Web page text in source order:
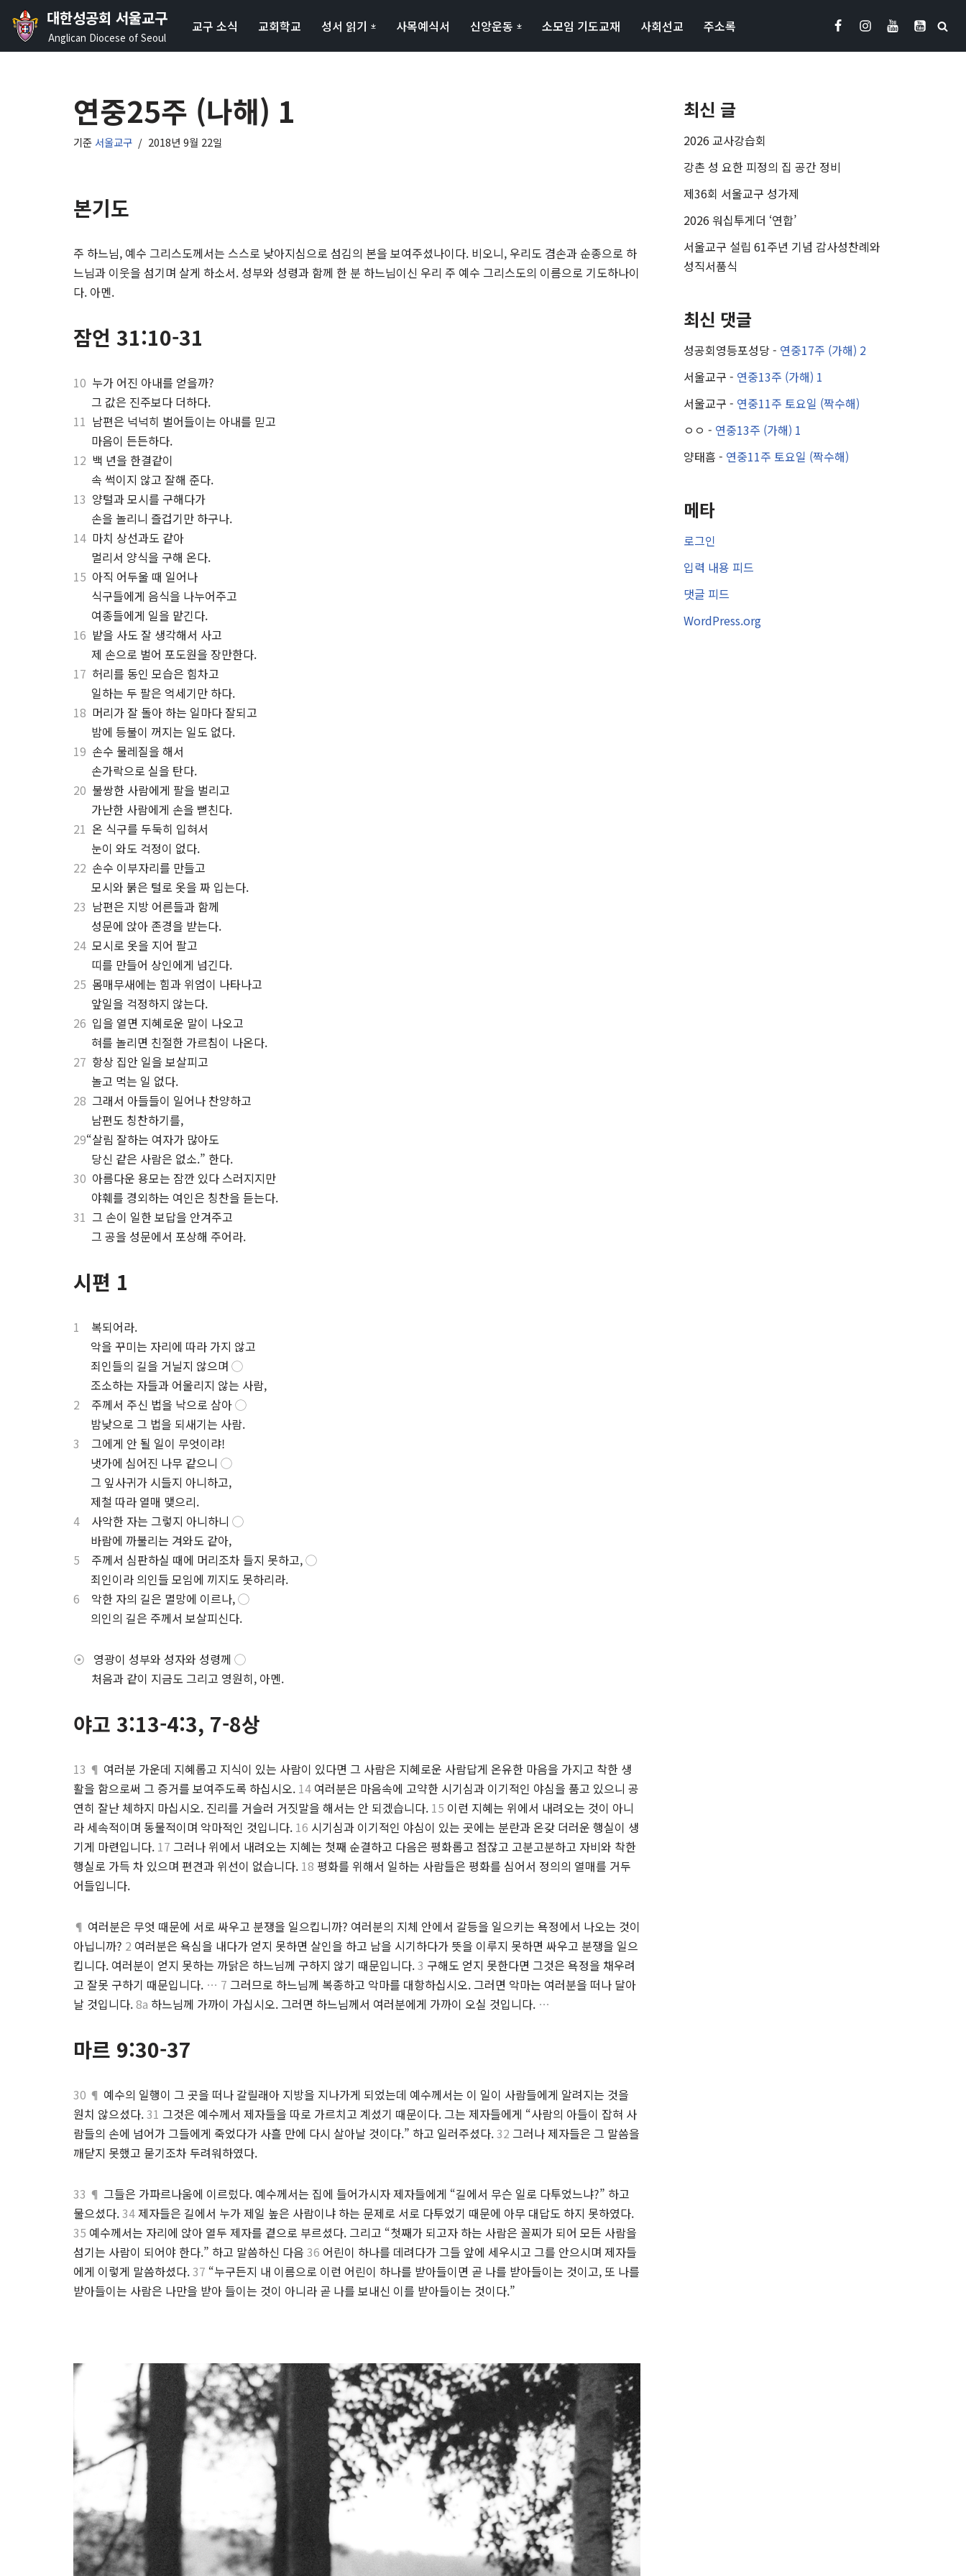
콘
대한성공회 서울교구
Anglican Diocese of Seoul
교구 소식 교회학교 성서 읽기 사목예식서 신앙운동 소모임 기도교재 사회선교 주소록
연중25주 (나해) 1
기준 서울교구 2018년 9월 22일
본기도
주 하느님, 예수 그리스도께서는 스스로 낮아지심으로 섬김의 본을 보여주셨나이다. 비오니, 우리도 겸손과 순종으로 하
느님과 이웃을 섬기며 살게 하소서. 성부와 성령과 함께 한 분 하느님이신 우리 주 예수 그리스도의 이름으로 기도하나이
다. 아멘.
잠언 31:10-31
10 누가 어진 아내를 얻을까?
그 값은 진주보다 더하다.
11 남편은 넉넉히 벌어들이는 아내를 믿고
마음이 든든하다.
12 백 년을 한결같이
속 썩이지 않고 잘해 준다.
13 양털과 모시를 구해다가
손을 놀리니 즐겁기만 하구나.
14 마치 상선과도 같아
멀리서 양식을 구해 온다.
15 아직 어두울 때 일어나
식구들에게 음식을 나누어주고
여종들에게 일을 맡긴다.
16 밭을 사도 잘 생각해서 사고
제 손으로 벌어 포도원을 장만한다.
17 허리를 동인 모습은 힘차고
일하는 두 팔은 억세기만 하다.
18 머리가 잘 돌아 하는 일마다 잘되고
밤에 등불이 꺼지는 일도 없다.
19 손수 물레질을 해서
손가락으로 실을 탄다.
20 불쌍한 사람에게 팔을 벌리고
가난한 사람에게 손을 뻗친다.
21 온 식구를 두둑히 입혀서
눈이 와도 걱정이 없다.
22 손수 이부자리를 만들고
모시와 붉은 털로 옷을 짜 입는다.
23 남편은 지방 어른들과 함께
성문에 앉아 존경을 받는다.
24 모시로 옷을 지어 팔고
띠를 만들어 상인에게 넘긴다.
25 몸매무새에는 힘과 위엄이 나타나고
앞일을 걱정하지 않는다.
26 입을 열면 지혜로운 말이 나오고
혀를 놀리면 친절한 가르침이 나온다.
27 항상 집안 일을 보살피고
놀고 먹는 일 없다.
28 그래서 아들들이 일어나 찬양하고
남편도 칭찬하기를,
29“살림 잘하는 여자가 많아도
당신 같은 사람은 없소.” 한다.
30 아름다운 용모는 잠깐 있다 스러지지만
야훼를 경외하는 여인은 칭찬을 듣는다.
31 그 손이 일한 보답을 안겨주고
그 공을 성문에서 포상해 주어라.
시편 1
1 복되어라.
악을 꾸미는 자리에 따라 가지 않고
죄인들의 길을 거닐지 않으며 ◯
조소하는 자들과 어울리지 않는 사람,
2 주께서 주신 법을 낙으로 삼아◯
밤낮으로 그 법을 되새기는 사람.
3 그에게 안 될 일이 무엇이랴!
냇가에 심어진 나무 같으니 ◯
그 잎사귀가 시들지 아니하고,
제철 따라 열매 맺으리.
4 사악한 자는 그렇지 아니하니 ◯
바람에 까불리는 겨와도 같아,
5 주께서 심판하실 때에 머리조차 들지 못하고,◯
죄인이라 의인들 모임에 끼지도 못하리라.
6 악한 자의 길은 멸망에 이르나,◯
의인의 길은 주께서 보살피신다.
⦿ 영광이 성부와 성자와 성령께 ◯
처음과 같이 지금도 그리고 영원히, 아멘.
야고 3:13-4:3, 7-8상
13 ¶ 여러분 가운데 지혜롭고 지식이 있는 사람이 있다면 그 사람은 지혜로운 사람답게 온유한 마음을 가지고 착한 생
활을 함으로써 그 증거를 보여주도록 하십시오. 14 여러분은 마음속에 고약한 시기심과 이기적인 야심을 품고 있으니 공
연히 잘난 체하지 마십시오. 진리를 거슬러 거짓말을 해서는 안 되겠습니다. 15 이런 지혜는 위에서 내려오는 것이 아니
라 세속적이며 동물적이며 악마적인 것입니다. 16 시기심과 이기적인 야심이 있는 곳에는 분란과 온갖 더러운 행실이 생
기게 마련입니다. 17 그러나 위에서 내려오는 지혜는 첫째 순결하고 다음은 평화롭고 점잖고 고분고분하고 자비와 착한
행실로 가득 차 있으며 편견과 위선이 없습니다. 18 평화를 위해서 일하는 사람들은 평화를 심어서 정의의 열매를 거두
어들입니다.
¶ 여러분은 무엇 때문에 서로 싸우고 분쟁을 일으킵니까? 여러분의 지체 안에서 갈등을 일으키는 욕정에서 나오는 것이
아닙니까? 2 여러분은 욕심을 내다가 얻지 못하면 살인을 하고 남을 시기하다가 뜻을 이루지 못하면 싸우고 분쟁을 일으
킵니다. 여러분이 얻지 못하는 까닭은 하느님께 구하지 않기 때문입니다.3 구해도 얻지 못한다면 그것은 욕정을 채우려
고 잘못 구하기 때문입니다. … 7 그러므로 하느님께 복종하고 악마를 대항하십시오. 그러면 악마는 여러분을 떠나 달아
날 것입니다.8a 하느님께 가까이 가십시오. 그러면 하느님께서 여러분에게 가까이 오실 것입니다. …
마르 9:30-37
30 ¶ 예수의 일행이 그 곳을 떠나 갈릴래아 지방을 지나가게 되었는데 예수께서는 이 일이 사람들에게 알려지는 것을
원치 않으셨다.31 그것은 예수께서 제자들을 따로 가르치고 계셨기 때문이다. 그는 제자들에게 “사람의 아들이 잡혀 사
람들의 손에 넘어가 그들에게 죽었다가 사흘 만에 다시 살아날 것이다.” 하고 일러주셨다.32 그러나 제자들은 그 말씀을
깨닫지 못했고 묻기조차 두려워하였다.
33 ¶ 그들은 가파르나움에 이르렀다. 예수께서는 집에 들어가시자 제자들에게 “길에서 무슨 일로 다투었느냐?” 하고
물으셨다.34제자들은 길에서 누가 제일 높은 사람이냐 하는 문제로 서로 다투었기 때문에 아무 대답도 하지 못하였다.
35 예수께서는 자리에 앉아 열두 제자를 곁으로 부르셨다. 그리고 “첫째가 되고자 하는 사람은 꼴찌가 되어 모든 사람을
섬기는 사람이 되어야 한다.” 하고 말씀하신 다음 36 어린이 하나를 데려다가 그들 앞에 세우시고 그를 안으시며 제자들
에게 이렇게 말씀하셨다.37 “누구든지 내 이름으로 이런 어린이 하나를 받아들이면 곧 나를 받아들이는 것이고, 또 나를
받아들이는 사람은 나만을 받아 들이는 것이 아니라 곧 나를 보내신 이를 받아들이는 것이다.”
최신 글
2026 교사강습회
강촌 성 요한 피정의 집 공간 정비
제36회 서울교구 성가제
2026 워십투게더 ‘연합’
서울교구 설립 61주년 기념 감사성찬례와
성직서품식
최신 댓글
성공회영등포성당- 연중17주 (가해) 2
서울교구 - 연중13주 (가해) 1
서울교구 - 연중11주 토요일 (짝수해)
ㅇㅇ - 연중13주 (가해) 1
양태흠 - 연중11주 토요일 (짝수해)
메타
로그인
입력 내용 피드
댓글 피드
WordPress.org